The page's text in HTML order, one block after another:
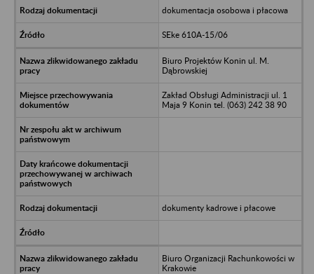
dokumentacja osobowa i płacowa
SEke 610A-15/06
Biuro Projektów Konin ul. M.
Dąbrowskiej
Zakład Obsługi Administracji ul. 1
Maja 9 Konin tel. (063) 242 38 90
dokumenty kadrowe i płacowe
Biuro Organizacji Rachunkowości w
Krakowie